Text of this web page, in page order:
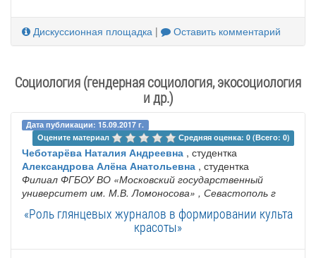
Дискуссионная площадка | Оставить комментарий
Социология (гендерная социология, экосоциология
и др.)
Дата публикации: 15.09.2017 г.
Оцените материал
Средняя оценка: 0 (Всего: 0)
Чеботарёва Наталия Андреевна , студентка
Александрова Алёна Анатольевна , студентка
Филиал ФГБОУ ВО «Московский государственный
университет им. М.В. Ломоносова» , Севастополь г
«Роль глянцевых журналов в формировании культа
красоты»